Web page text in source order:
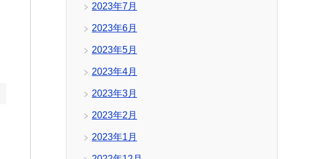
2023年7月
2023年6月
2023年5月
2023年4月
2023年3月
2023年2月
2023年1月